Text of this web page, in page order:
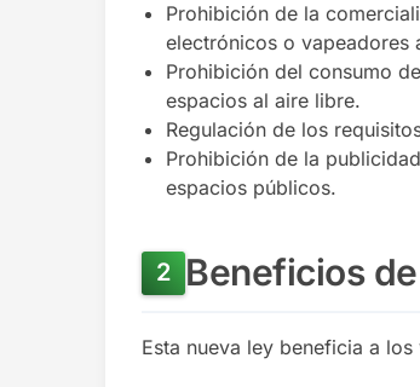
Prohibición de la
electrónicos o vapeadores
Prohibición del consumo
espacios al aire libre.
Regulación de los
Prohibición de la
espacios públicos.
Beneficios
Esta nueva ley beneficia a